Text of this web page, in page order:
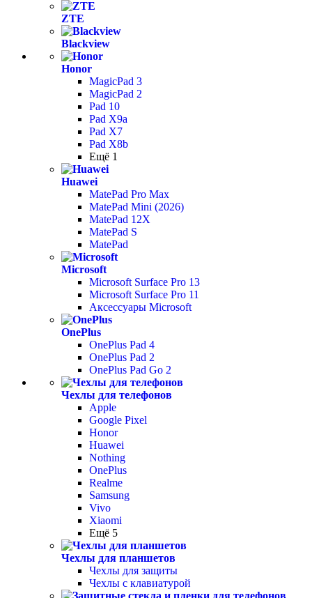
ZTE
Blackview
Honor
MagicPad 3
MagicPad 2
Pad 10
Pad X9a
Pad X7
Pad X8b
Ещё 1
Huawei
MatePad Pro Max
MatePad Mini (2026)
MatePad 12X
MatePad S
MatePad
Microsoft
Microsoft Surface Pro 13
Microsoft Surface Pro 11
Аксессуары Microsoft
OnePlus
OnePlus Pad 4
OnePlus Pad 2
OnePlus Pad Go 2
Чехлы для телефонов
Apple
Google Pixel
Honor
Huawei
Nothing
OnePlus
Realme
Samsung
Vivo
Xiaomi
Ещё 5
Чехлы для планшетов
Чехлы для защиты
Чехлы с клавиатурой